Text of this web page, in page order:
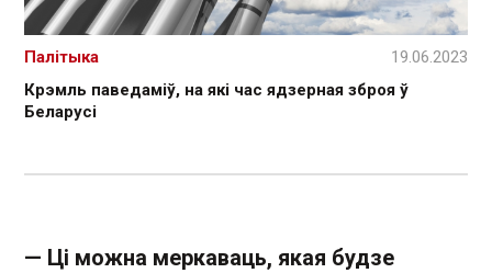
Крэмль паведаміў, на які час ядзерная зброя ў
Беларусі
Палітыка 19.06.2023
— Ці можна меркаваць, якая будзе